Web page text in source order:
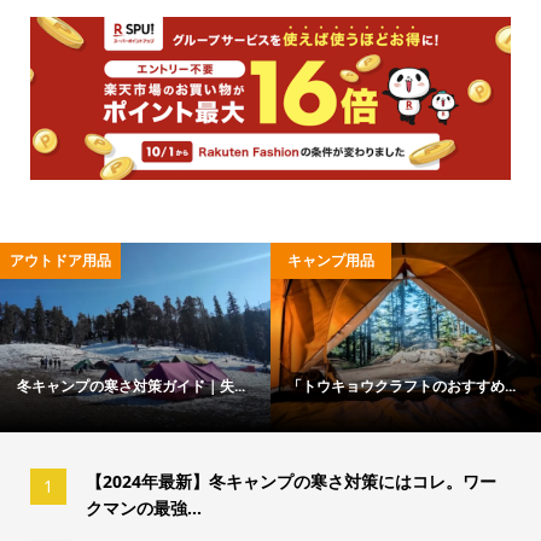
アウトドア用品
冬キャンプの寒さ対策ガイド｜失...
キャンプ用品
「トウキョウクラフトのおすすめ...
1
【2024年最新】冬キャンプの寒さ対策にはコレ。ワー
クマンの最強...